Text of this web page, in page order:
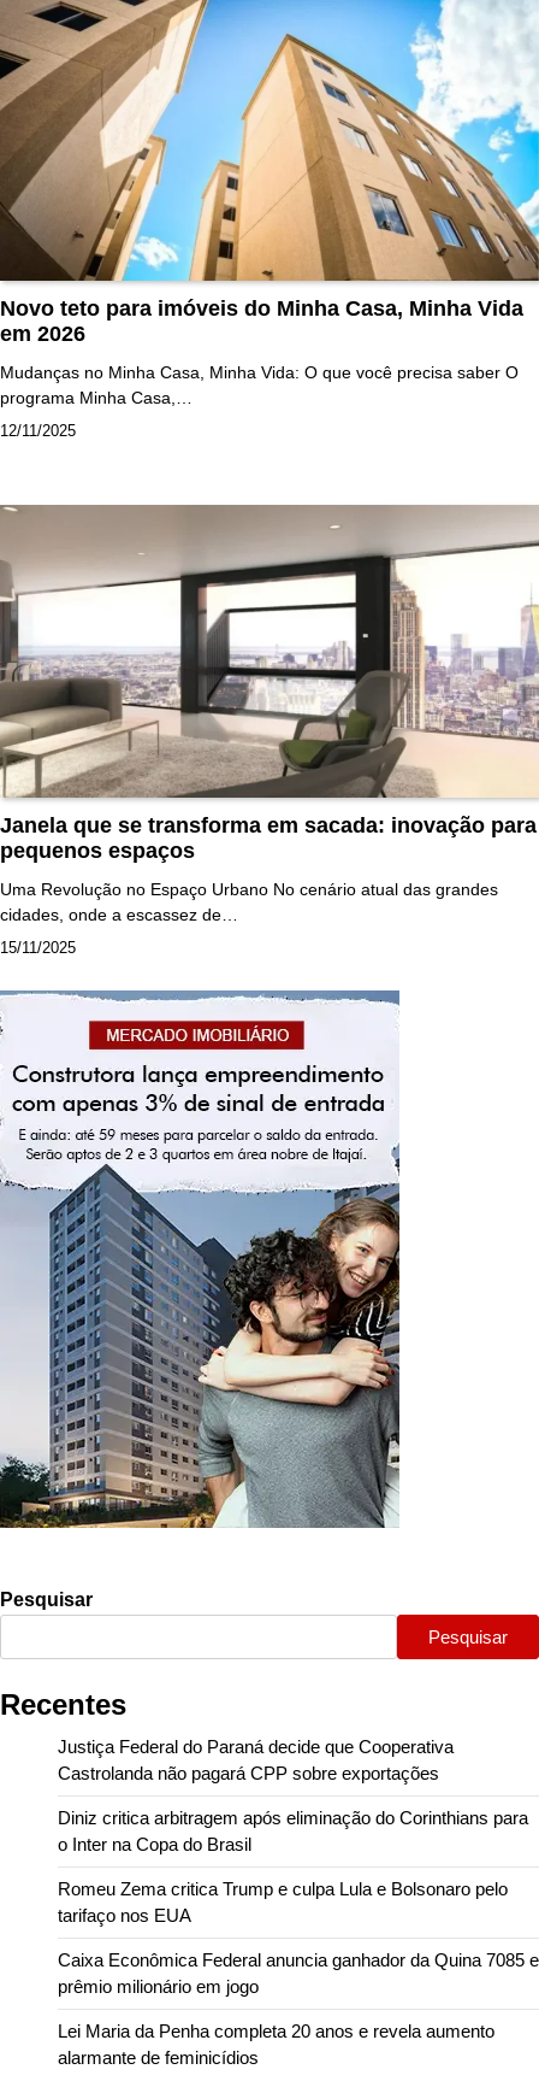
Novo teto para imóveis do Minha Casa, Minha Vida
em 2026
Mudanças no Minha Casa, Minha Vida: O que você precisa saber O
programa Minha Casa,…
12/11/2025
Janela que se transforma em sacada: inovação para
pequenos espaços
Uma Revolução no Espaço Urbano No cenário atual das grandes
cidades, onde a escassez de…
15/11/2025
Pesquisar
Pesquisar
Recentes
Justiça Federal do Paraná decide que Cooperativa
Castrolanda não pagará CPP sobre exportações
Diniz critica arbitragem após eliminação do Corinthians para
o Inter na Copa do Brasil
Romeu Zema critica Trump e culpa Lula e Bolsonaro pelo
tarifaço nos EUA
Caixa Econômica Federal anuncia ganhador da Quina 7085 e
prêmio milionário em jogo
Lei Maria da Penha completa 20 anos e revela aumento
alarmante de feminicídios